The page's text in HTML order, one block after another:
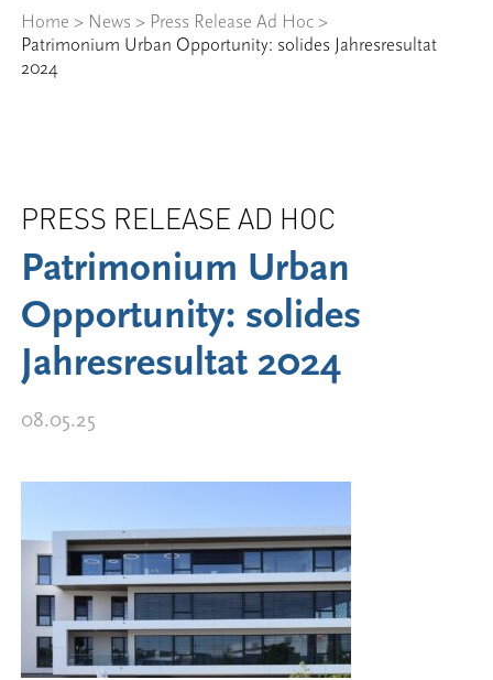
Home > News > Press Release Ad Hoc >
Patrimonium Urban Opportunity: solides Jahresresultat
2024
PRESS RELEASE AD HOC
Patrimonium Urban
Opportunity: solides
Jahresresultat 2024
08.05.25